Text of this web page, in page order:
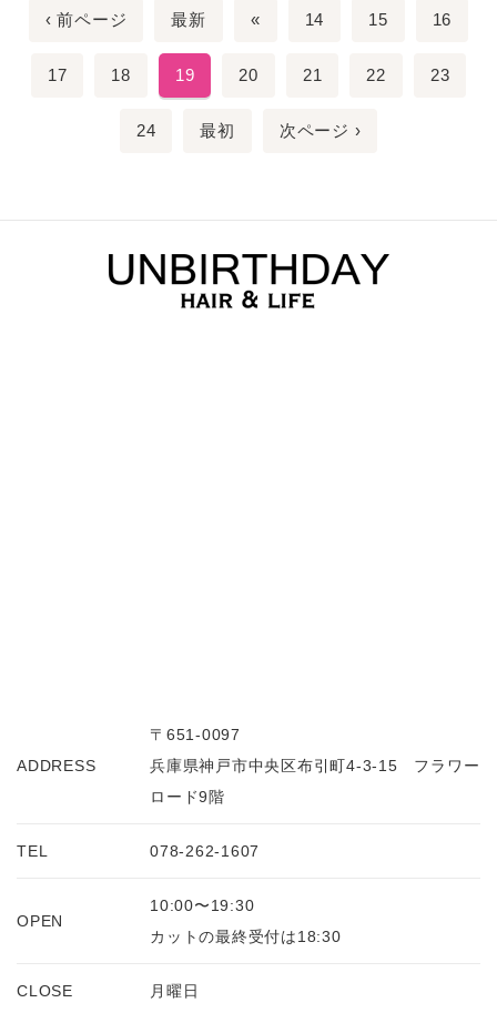
‹ 前ページ 最新 « 14 15 16
17 18 19 20 21 22 23
24 最初 次ページ ›
ADDRESS
〒651-0097
兵庫県神戸市中央区布引町4-3-15 フラワー
ロード9階
TEL 078-262-1607
OPEN
10:00〜19:30
カットの最終受付は18:30
CLOSE 月曜日